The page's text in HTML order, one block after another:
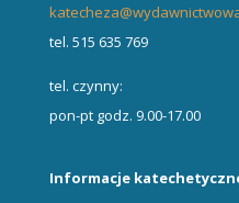
tel. 515 635 769
tel. czynny:
pon-pt godz. 9.00-17.00
Informacje